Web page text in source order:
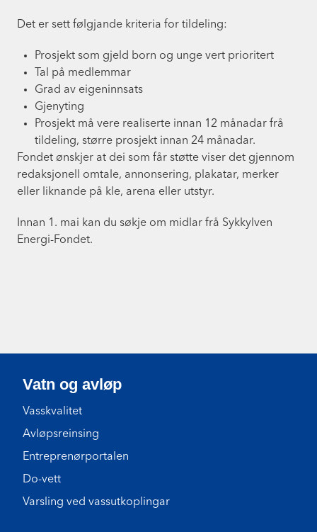
Det er sett følgjande kriteria for tildeling:
Prosjekt som gjeld born og unge vert prioritert
Tal på medlemmar
Grad av eigeninnsats
Gjenyting
Prosjekt må vere realiserte innan 12 månadar frå
tildeling, større prosjekt innan 24 månadar.
Fondet ønskjer at dei som får støtte viser det gjennom
redaksjonell omtale, annonsering, plakatar, merker
eller liknande på kle, arena eller utstyr.
Innan 1. mai kan du søkje om midlar frå Sykkylven
Energi-Fondet.
Vatn og avløp
Vasskvalitet
Avløpsreinsing
Entreprenørportalen
Do-vett
Varsling ved vassutkoplingar